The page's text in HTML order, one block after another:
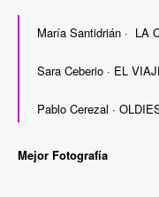
María Santidrián · LA
Sara Ceberio · EL
Pablo Cerezal ·
Mejor Fotografía